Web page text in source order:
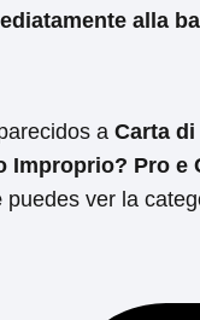
alla
a Carta
Improprio? Pro e
puedes ver la